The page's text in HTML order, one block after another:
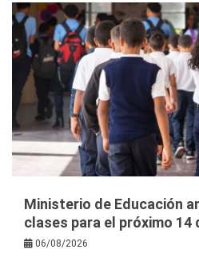
Ministerio de Educación
clases para el próximo 14
06/08/2026